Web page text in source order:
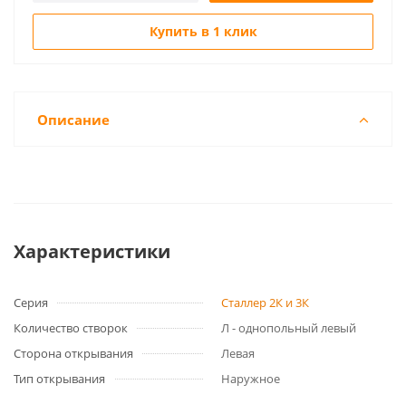
Купить в 1 клик
Описание
Характеристики
Серия
Сталлер 2К и 3К
Количество створок
Л - однопольный левый
Сторона открывания
Левая
Тип открывания
Наружное